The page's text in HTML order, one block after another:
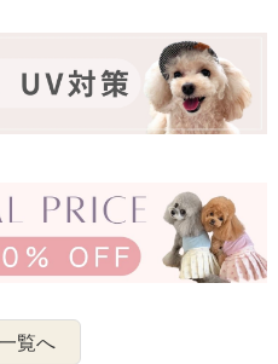
覧へ